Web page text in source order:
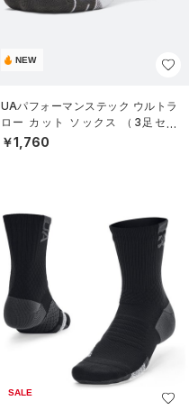
NEW
UAパフォーマンステック ウルトラ
ロー カット ソックス （3足セッ
ト）（トレーニング/UNISEX）
￥1,760
SALE